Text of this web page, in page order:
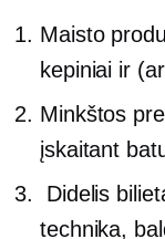
Maisto
kepiniai ir
Minkštos
įskaitant
Didelis
technika,